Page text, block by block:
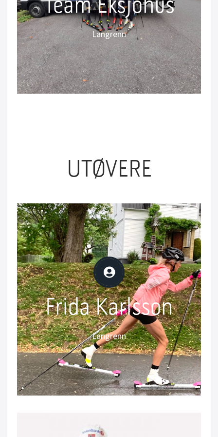
Team Eksjöhus
Langrenn
Svensk langløpslag
Instagram: @teameksjohus
UTØVERE
Frida Karlsson
Langrenn
Frida Karlsson